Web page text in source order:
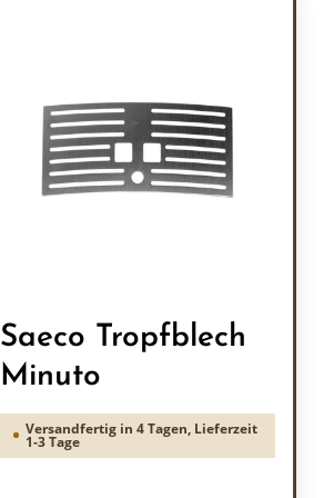
Saeco Tropfblech
Minuto
Versandfertig in 4 Tagen, Lieferzeit
1-3 Tage